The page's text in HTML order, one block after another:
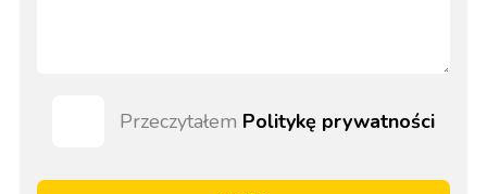
Przeczytałem Politykę prywatności